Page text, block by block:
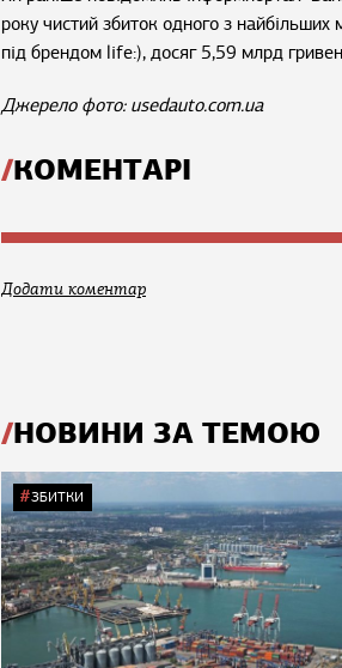
року чистий збиток одного з найбільших
під брендом life:), досяг 5,59 млрд
Джерело фото: usedauto.com.ua
КОМЕНТАРІ
Додати коментар
НОВИНИ ЗА ТЕМОЮ
ЗБИТКИ